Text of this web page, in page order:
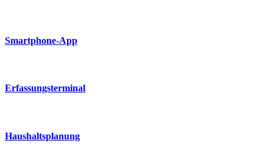
Smartphone-App
Erfassungsterminal
Haushaltsplanung